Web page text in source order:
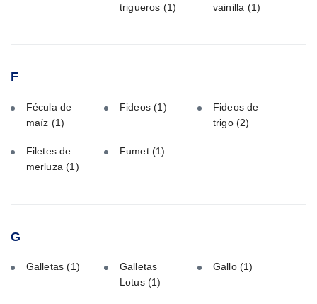
trigueros (1)
vainilla (1)
F
Fécula de
maíz (1)
Fideos(1)
Fideos de
trigo(2)
Filetes de
merluza(1)
Fumet (1)
G
Galletas(1)
Galletas
Lotus (1)
Gallo(1)